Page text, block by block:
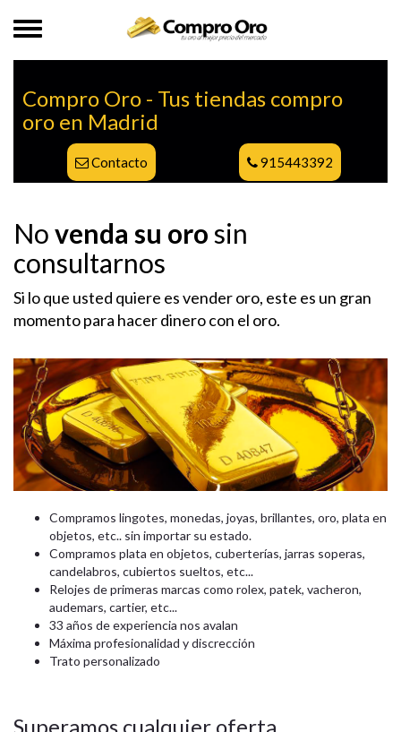
Compro Oro - Tus tiendas compro
oro en Madrid
Contacto 915443392
Novenda su orosin
consultarnos
Si lo que usted quiere es vender oro, este es un gran
momento para hacer dinero con el oro.
Compramos lingotes, monedas, joyas, brillantes, oro, plata en
objetos, etc.. sin importar su estado.
Compramos plata en objetos, cuberterías, jarras soperas,
candelabros, cubiertos sueltos, etc...
Relojes de primeras marcas como rolex, patek, vacheron,
audemars, cartier, etc...
33 años de experiencia nos avalan
Máxima profesionalidad y discrección
Trato personalizado
Superamos cualquier oferta